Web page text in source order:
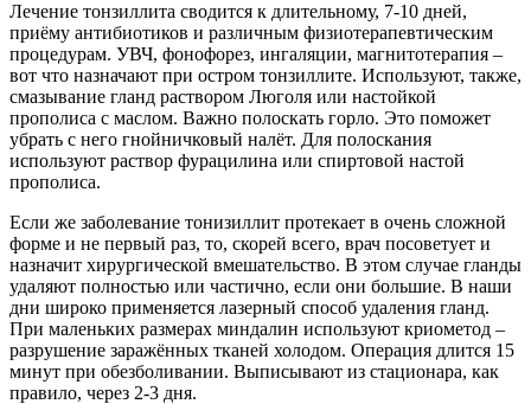
Лечение тонзиллита сводится к длительному, 7-10 дней,
приёму антибиотиков и различным физиотерапевтическим
процедурам. УВЧ, фонофорез, ингаляции, магнитотерапия –
вот что назначают при остром тонзиллите. Используют, также,
смазывание гланд раствором Люголя или настойкой
прополиса с маслом. Важно полоскать горло. Это поможет
убрать с него гнойничковый налёт. Для полоскания
используют раствор фурацилина или спиртовой настой
прополиса.
Если же заболевание тонизиллит протекает в очень сложной
форме и не первый раз, то, скорей всего, врач посоветует и
назначит хирургической вмешательство. В этом случае гланды
удаляют полностью или частично, если они большие. В наши
дни широко применяется лазерный способ удаления гланд.
При маленьких размерах миндалин используют криометод –
разрушение заражённых тканей холодом. Операция длится 15
минут при обезболивании. Выписывают из стационара, как
правило, через 2-3 дня.